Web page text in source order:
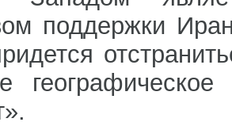
поддержки